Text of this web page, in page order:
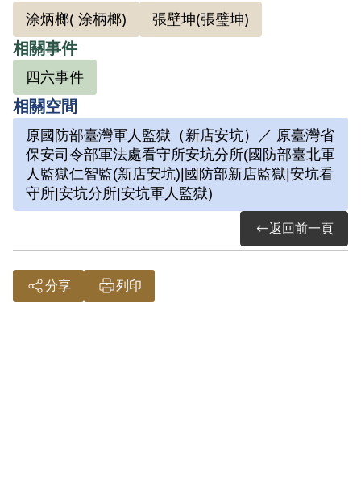
件」，涂炳榔因返鄉掃墓而躲過軍警大規
模逮捕。然，1951年臺大學生陳元智於
自白書中坦承曾參與同鄉張璧坤籌組的讀
書會，並閱讀《唯物論辯證法》，故牽連
涂炳榔及吳逸民等人於1952年接續被
捕，涂炳榔等人被指涉參加民主自治同盟
組織，判處10年有期徒刑。同年被移送
關押於新店安坑軍人監獄。服刑時擔任監
獄外役工作，時常與獄友苦中作樂，繪製
卡片寄予親友。1962年刑滿開釋。
涂炳榔( 涂柄榔) 張壁坤(張璧坤)
相關事件
四六事件
相關空間
原國防部臺灣軍人監獄（新店安坑）／ 原臺灣省
保安司令部軍法處看守所安坑分所(國防部臺北軍
人監獄仁智監(新店安坑)|國防部新店監獄|安坑看
守所|安坑分所|安坑軍人監獄)
返回前一頁
分享 列印